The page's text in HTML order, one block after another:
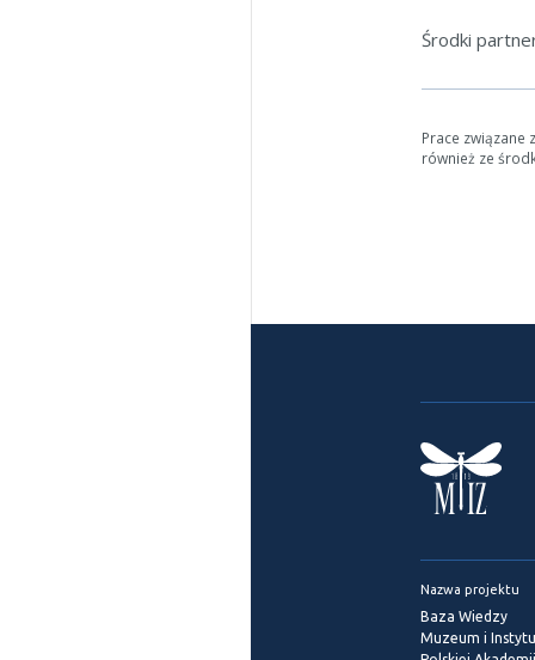
Środki
Prace
również ze
Nazwa projektu
Baza Wiedzy
Muzeum i